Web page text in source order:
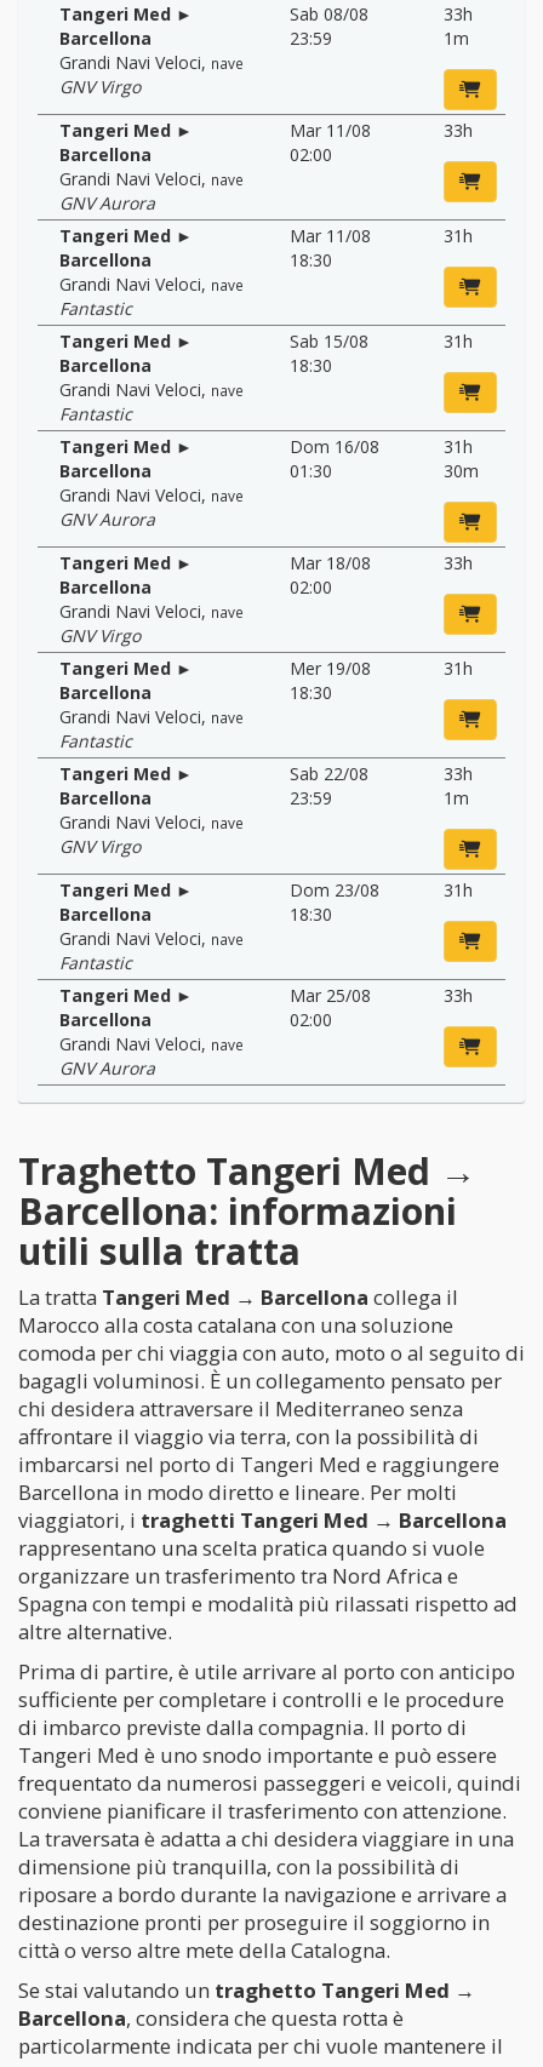
Tangeri Med ►
Barcellona
Grandi Navi Veloci, nave
GNV Virgo
Sab 08/08
23:59
33h
1m
Tangeri Med ►
Barcellona
Grandi Navi Veloci, nave
GNV Aurora
Mar 11/08
02:00
33h
Tangeri Med ►
Barcellona
Grandi Navi Veloci, nave
Fantastic
Mar 11/08
18:30
31h
Tangeri Med ►
Barcellona
Grandi Navi Veloci, nave
Fantastic
Sab 15/08
18:30
31h
Tangeri Med ►
Barcellona
Grandi Navi Veloci, nave
GNV Aurora
Dom 16/08
01:30
31h
30m
Tangeri Med ►
Barcellona
Grandi Navi Veloci, nave
GNV Virgo
Mar 18/08
02:00
33h
Tangeri Med ►
Barcellona
Grandi Navi Veloci, nave
Fantastic
Mer 19/08
18:30
31h
Tangeri Med ►
Barcellona
Grandi Navi Veloci, nave
GNV Virgo
Sab 22/08
23:59
33h
1m
Tangeri Med ►
Barcellona
Grandi Navi Veloci, nave
Fantastic
Dom 23/08
18:30
31h
Tangeri Med ►
Barcellona
Grandi Navi Veloci, nave
GNV Aurora
Mar 25/08
02:00
33h
Traghetto Tangeri Med →
Barcellona: informazioni
utili sulla tratta
La tratta Tangeri Med → Barcellona collega il
Marocco alla costa catalana con una soluzione
comoda per chi viaggia con auto, moto o al seguito di
bagagli voluminosi. È un collegamento pensato per
chi desidera attraversare il Mediterraneo senza
affrontare il viaggio via terra, con la possibilità di
imbarcarsi nel porto di Tangeri Med e raggiungere
Barcellona in modo diretto e lineare. Per molti
viaggiatori, i traghetti Tangeri Med → Barcellona
rappresentano una scelta pratica quando si vuole
organizzare un trasferimento tra Nord Africa e
Spagna con tempi e modalità più rilassati rispetto ad
altre alternative.
Prima di partire, è utile arrivare al porto con anticipo
sufficiente per completare i controlli e le procedure
di imbarco previste dalla compagnia. Il porto di
Tangeri Med è uno snodo importante e può essere
frequentato da numerosi passeggeri e veicoli, quindi
conviene pianificare il trasferimento con attenzione.
La traversata è adatta a chi desidera viaggiare in una
dimensione più tranquilla, con la possibilità di
riposare a bordo durante la navigazione e arrivare a
destinazione pronti per proseguire il soggiorno in
città o verso altre mete della Catalogna.
Se stai valutando un traghetto Tangeri Med →
Barcellona, considera che questa rotta è
particolarmente indicata per chi vuole mantenere il